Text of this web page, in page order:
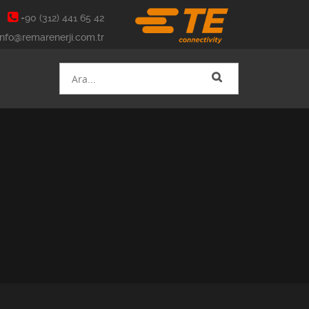
+90 (312) 441 65 42